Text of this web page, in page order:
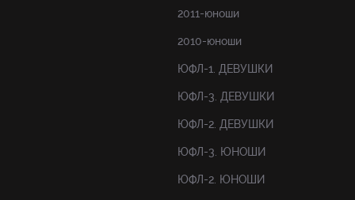
2011-юноши
2010-юноши
ЮФЛ-1. ДЕВУШКИ
ЮФЛ-3. ДЕВУШКИ
ЮФЛ-2. ДЕВУШКИ
ЮФЛ-3. ЮНОШИ
ЮФЛ-2. ЮНОШИ